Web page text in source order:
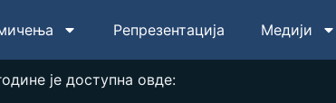
Репрезентација Медији
је доступна овде: